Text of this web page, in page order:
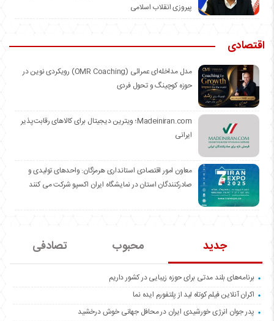
پیروزی انقلاب اسلامی
اقتصادی
مدل مداخله‌ای عمرائی (OMR Coaching) رویکردی نوین در
حوزه کوچینگ و تحول فردی
Madeiniran.com؛ ویترین دیجیتال برای کالاهای رقابت‌پذیر
ایرانی
معاون امور اقتصادی استانداری هرمزگان: واحدهای تولیدی و
صادرکنندگان استان در نمایشگاه ایران اکسپو شرکت می کنند
جدید محبوب تصادفی
برنامه‌های بلند مدتی برای حوزه زیبایی در کشور داریم
اکران آنلاین فیلم کوتاه لید از پلتفورم ایده نما
پدر جوان انرژی خورشیدی ایران در محافل جهانی خوش درخشید